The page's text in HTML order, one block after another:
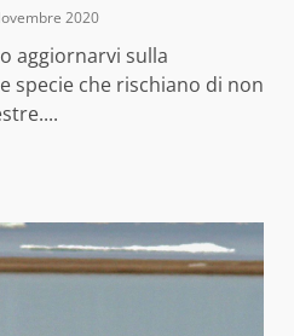
2020
aggiornarvi sulla
specie che rischiano di non